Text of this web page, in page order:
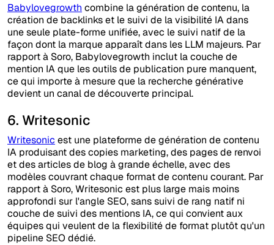
Babylovegrowth combine la génération de contenu, la
création de backlinks et le suivi de la visibilité IA dans
une seule plate-forme unifiée, avec le suivi natif de la
façon dont la marque apparaît dans les LLM majeurs. Par
rapport à Soro, Babylovegrowth inclut la couche de
mention IA que les outils de publication pure manquent,
ce qui importe à mesure que la recherche générative
devient un canal de découverte principal.
6. Writesonic
Writesonic est une plateforme de génération de contenu
IA produisant des copies marketing, des pages de renvoi
et des articles de blog à grande échelle, avec des
modèles couvrant chaque format de contenu courant. Par
rapport à Soro, Writesonic est plus large mais moins
approfondi sur l'angle SEO, sans suivi de rang natif ni
couche de suivi des mentions IA, ce qui convient aux
équipes qui veulent de la flexibilité de format plutôt qu'un
pipeline SEO dédié.